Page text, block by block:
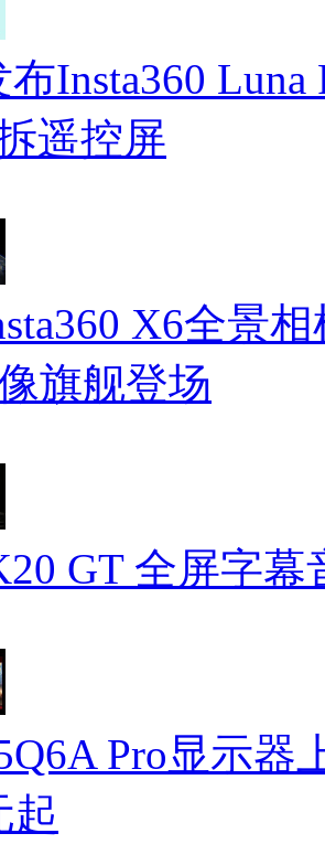
Insta360
遥控屏
X6全景
旗舰登场
GT 全屏字
Pro显示器
起